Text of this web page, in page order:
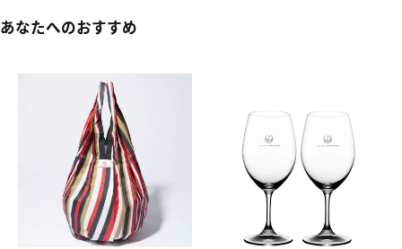
あなたへのおすすめ